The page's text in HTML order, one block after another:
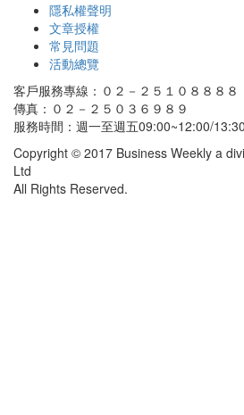
隱私權聲明
文章授權
常見問題
活動總覽
客戶服務專線：０２－２５１０８８８８
傳真：０２－２５０３６９８９
服務時間：週一至週五09:00~12:00/
Copyright © 2017 Business Weekly a
Ltd
All Rights Reserved.